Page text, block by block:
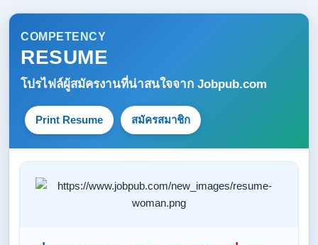
COMPETENCY
RESUME
โปรไฟล์ผู้สมัครงานที่น่าสนใจจาก Jobpub.com
Print Resume สมัครสมาชิก